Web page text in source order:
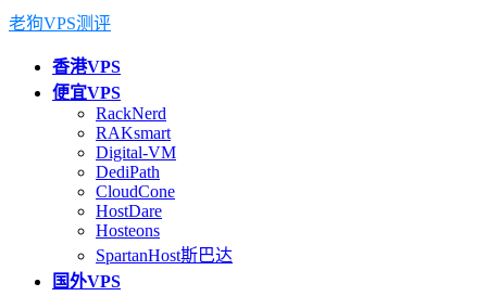
老狗VPS测评
香港VPS
便宜VPS
RackNerd
RAKsmart
Digital-VM
DediPath
CloudCone
HostDare
Hosteons
SpartanHost斯巴达
国外VPS